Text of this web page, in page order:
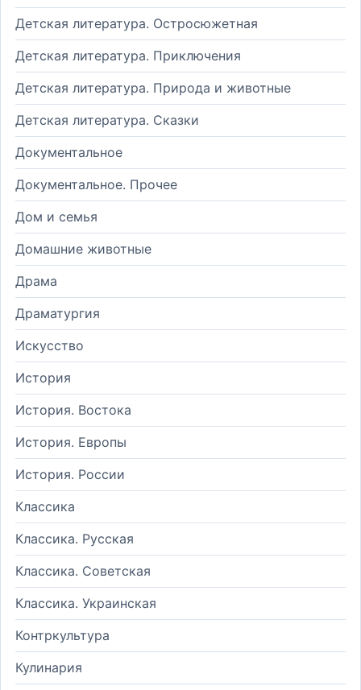
Детская литература. Остросюжетная
Детская литература. Приключения
Детская литература. Природа и животные
Детская литература. Сказки
Документальное
Документальное. Прочее
Дом и семья
Домашние животные
Драма
Драматургия
Искусство
История
История. Востока
История. Европы
История. России
Классика
Классика. Русская
Классика. Советская
Классика. Украинская
Контркультура
Кулинария